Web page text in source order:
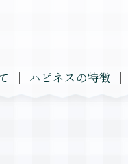
ハピネスの特徴